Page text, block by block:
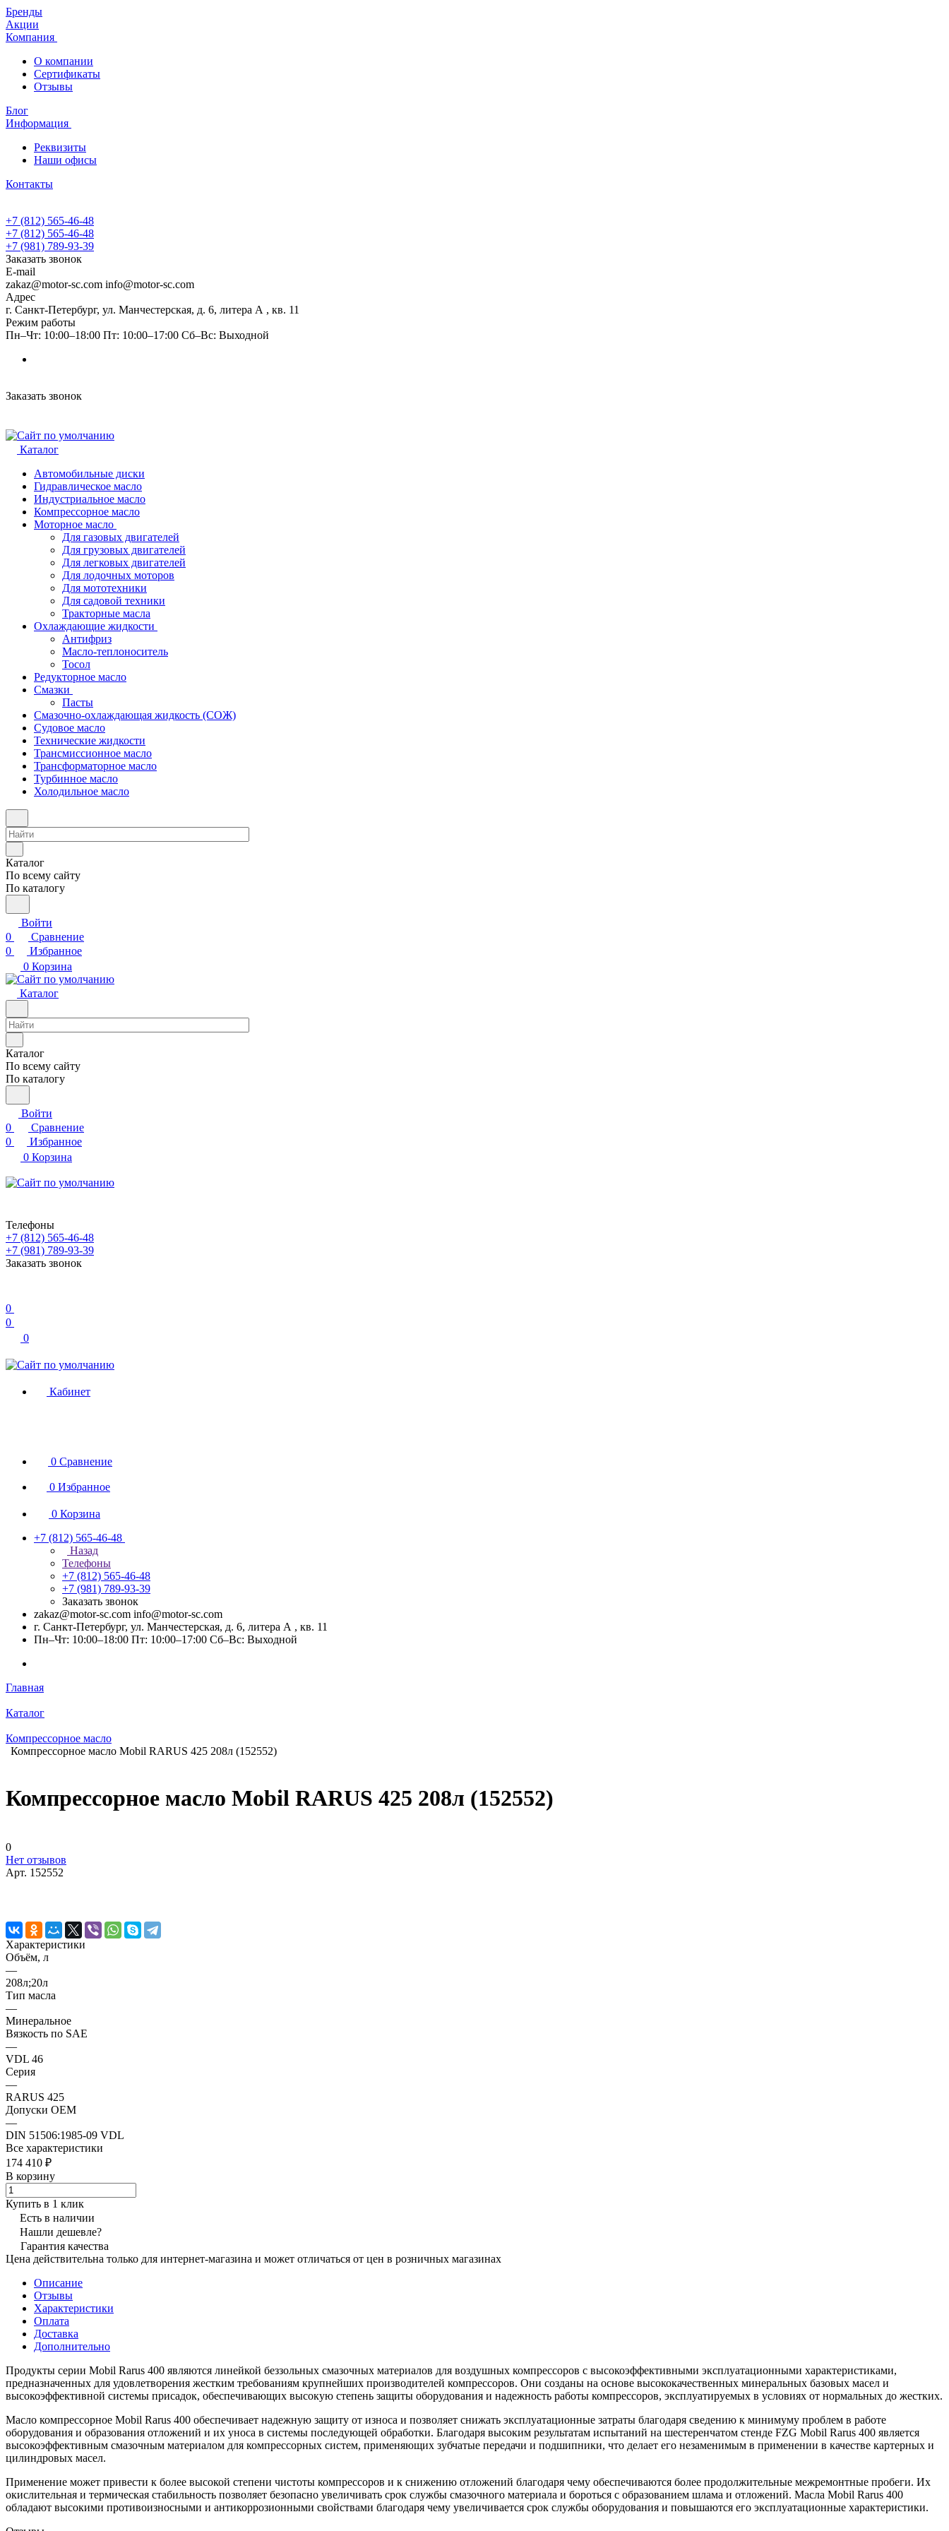
Бренды
Акции
Компания
О компании
Сертификаты
Отзывы
Блог
Информация
Реквизиты
Наши офисы
Контакты
+7 (812) 565-46-48
+7 (812) 565-46-48
+7 (981) 789-93-39
Заказать звонок
E-mail
zakaz@motor-sc.com info@motor-sc.com
Адрес
г. Санкт-Петербург, ул. Манчестерская, д. 6, литера А , кв. 11
Режим работы
Пн–Чт: 10:00–18:00 Пт: 10:00–17:00 Сб–Вс: Выходной
Заказать звонок
Каталог
Автомобильные диски
Гидравлическое масло
Индустриальное масло
Компрессорное масло
Моторное масло
Для газовых двигателей
Для грузовых двигателей
Для легковых двигателей
Для лодочных моторов
Для мототехники
Для садовой техники
Тракторные масла
Охлаждающие жидкости
Антифриз
Масло-теплоноситель
Тосол
Редукторное масло
Смазки
Пасты
Смазочно-охлаждающая жидкость (СОЖ)
Судовое масло
Технические жидкости
Трансмиссионное масло
Трансформаторное масло
Турбинное масло
Холодильное масло
Каталог
По всему сайту
По каталогу
Войти
0
Сравнение
0
Избранное
0 Корзина
Каталог
Каталог
По всему сайту
По каталогу
Войти
0
Сравнение
0
Избранное
0 Корзина
Телефоны
+7 (812) 565-46-48
+7 (981) 789-93-39
Заказать звонок
0
0
0
Кабинет
0 Сравнение
0 Избранное
0 Корзина
+7 (812) 565-46-48
Назад
Телефоны
+7 (812) 565-46-48
+7 (981) 789-93-39
Заказать звонок
zakaz@motor-sc.com info@motor-sc.com
г. Санкт-Петербург, ул. Манчестерская, д. 6, литера А , кв. 11
Пн–Чт: 10:00–18:00 Пт: 10:00–17:00 Сб–Вс: Выходной
Главная
Каталог
Компрессорное масло
Компрессорное масло Mobil RARUS 425 208л (152552)
Компрессорное масло Mobil RARUS 425 208л (152552)
0
Нет отзывов
Арт. 152552
Характеристики
Объём, л
—
208л;20л
Тип масла
—
Минеральное
Вязкость по SAE
—
VDL 46
Серия
—
RARUS 425
Допуски OEM
—
DIN 51506:1985-09 VDL
Все характеристики
174 410 ₽
В корзину
Купить в 1 клик
Есть в наличии
Нашли дешевле?
Гарантия качества
Цена действительна только для интернет-магазина и может отличаться от цен в розничных магазинах
Описание
Отзывы
Характеристики
Оплата
Доставка
Дополнительно
Продукты серии Mobil Rarus 400 являются линейкой беззольных смазочных материалов для воздушных компрессоров с высокоэффективными эксплуатационными характеристиками,
предназначенных для удовлетворения жестким требованиям крупнейших производителей компрессоров. Они созданы на основе высококачественных минеральных базовых масел и
высокоэффективной системы присадок, обеспечивающих высокую степень защиты оборудования и надежность работы компрессоров, эксплуатируемых в условиях от нормальных до жестких.
Масло компрессорное Mobil Rarus 400 обеспечивает надежную защиту от износа и позволяет снижать эксплуатационные затраты благодаря сведению к минимуму проблем в работе
оборудования и образования отложений и их уноса в системы последующей обработки. Благодаря высоким результатам испытаний на шестеренчатом стенде FZG Mobil Rarus 400 является
высокоэффективным смазочным материалом для компрессорных систем, применяющих зубчатые передачи и подшипники, что делает его незаменимым в применении в качестве картерных и
цилиндровых масел.
Применение может привести к более высокой степени чистоты компрессоров и к снижению отложений благодаря чему обеспечиваются более продолжительные межремонтные пробеги. Их
окислительная и термическая стабильность позволяет безопасно увеличивать срок службы смазочного материала и бороться с образованием шлама и отложений. Масла Mobil Rarus 400
обладают высокими противоизносными и антикоррозионными свойствами благодаря чему увеличивается срок службы оборудования и повышаются его эксплуатационные характеристики.